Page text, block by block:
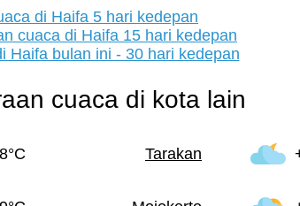
di Haifa 5 hari kedepan
cuaca di Haifa 15 hari kedepan
Haifa bulan ini - 30 hari kedepan
cuaca di kota lain
Tarakan